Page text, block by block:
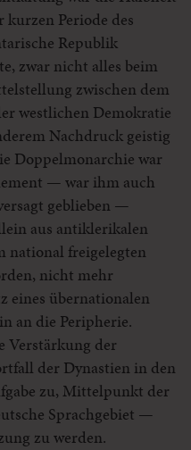
Periode des
Republik
zwar nicht alles beim
zwischen dem
westlichen Demokratie
Nachdruck geistig
Doppelmonarchie war
— war ihm auch
geblieben —
aus antiklerikalen
national freigelegten
nicht mehr
eines übernationalen
an die Peripherie.
Verstärkung der
der Dynastien in den
zu, Mittelpunkt der
Sprachgebiet —
zu werden.